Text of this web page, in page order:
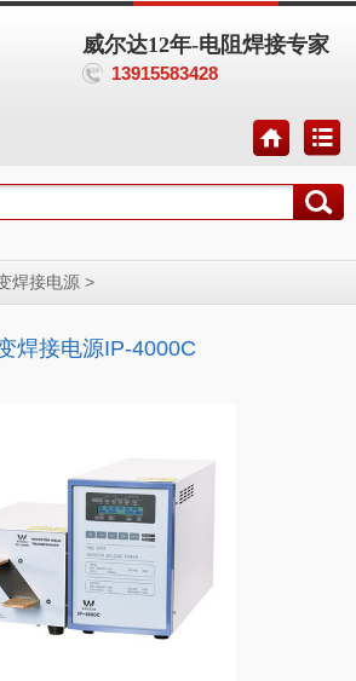
威尔达12年-电阻焊接专家
13915583428
焊接电源 >
焊接电源IP-4000C